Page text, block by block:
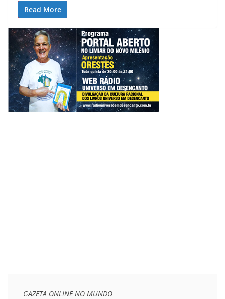
Read More
GAZETA ONLINE NO MUNDO